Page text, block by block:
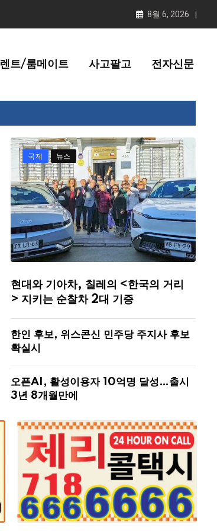
8월 6, 2026
렌트/룸메이트 사고팔고 전자신문
국제 뉴스
현대와 기아차, 칠레의 <한국의 거리
> 지키는 순찰차 2대 기증
한인 후보, 위스콘신 민주당 주지사 후보
확실시
오픈AI, 활성이용자 10억명 달성…출시
3년 8개월만에